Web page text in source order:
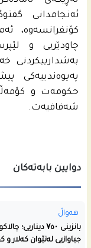
ئه‌نجامدانى
كۆنفرانسه‌وه‌،
چاودێریی و
به‌شدارییكردنى
په‌یوه‌ندییه‌كى
حكومه‌ت و
شه‌فافیه‌ت.
دوایین بابەتەکان
هەواڵ
بانزینی ۷٥۰ دیناریی؛
جیاوازیی لەنێوان کەلار و